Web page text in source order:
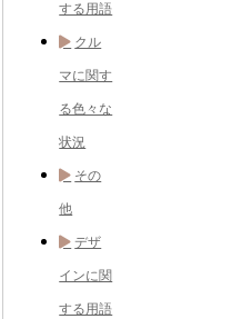
する用語
クル
マに関す
る色々な
状況
その
他
デザ
インに関
する用語